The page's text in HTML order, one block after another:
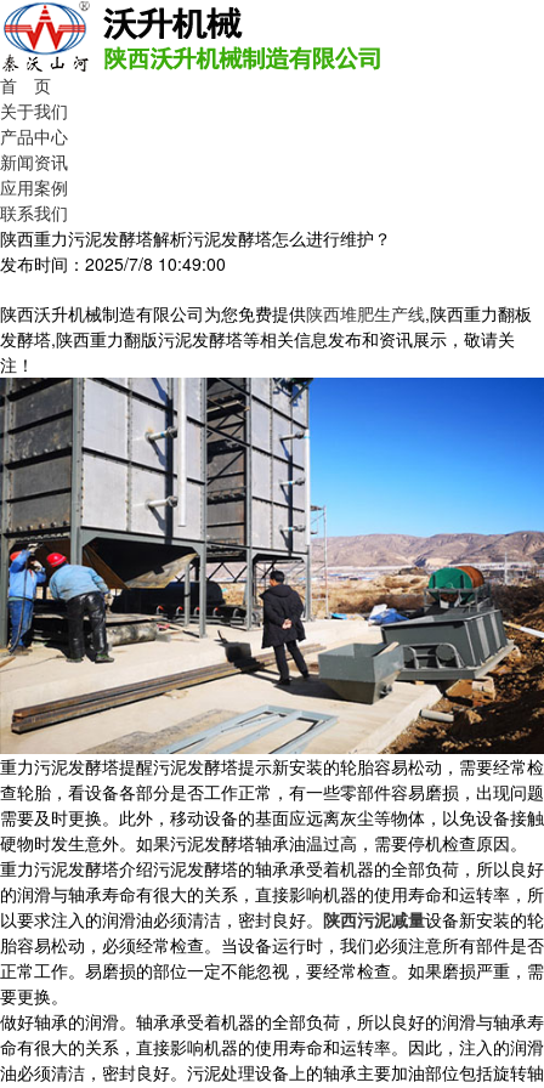
首 页
关于我们
产品中心
新闻资讯
应用案例
联系我们
陕西重力污泥发酵塔解析污泥发酵塔怎么进行维护？
发布时间：2025/7/8 10:49:00
陕西沃升机械制造有限公司为您免费提供陕西堆肥生产线,陕西重力翻板
发酵塔,陕西重力翻版污泥发酵塔等相关信息发布和资讯展示，敬请关
注！
重力污泥发酵塔提醒污泥发酵塔提示新安装的轮胎容易松动，需要经常检
查轮胎，看设备各部分是否工作正常，有一些零部件容易磨损，出现问题
需要及时更换。此外，移动设备的基面应远离灰尘等物体，以免设备接触
硬物时发生意外。如果污泥发酵塔轴承油温过高，需要停机检查原因。
重力污泥发酵塔介绍污泥发酵塔的轴承承受着机器的全部负荷，所以良好
的润滑与轴承寿命有很大的关系，直接影响机器的使用寿命和运转率，所
以要求注入的润滑油必须清洁，密封良好。 陕西污泥减量设备新安装的轮
胎容易松动，必须经常检查。当设备运行时，我们必须注意所有部件是否
正常工作。易磨损的部位一定不能忽视，要经常检查。如果磨损严重，需
要更换。
做好轴承的润滑。轴承承受着机器的全部负荷，所以良好的润滑与轴承寿
命有很大的关系，直接影响机器的使用寿命和运转率。因此，注入的润滑
油必须清洁，密封良好。污泥处理设备上的轴承主要加油部位包括旋转轴